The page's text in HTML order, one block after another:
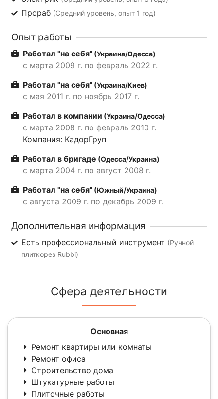
Прораб (Средний уровень, опыт 1 год)
Опыт работы
Работал "на себя" (Украина/Одесса)
с марта 2009 г. по февраль 2022 г.
Работал "на себя" (Украина/Киев)
с мая 2011 г. по ноябрь 2017 г.
Работал в компании (Украина/Одесса)
с марта 2008 г. по февраль 2010 г.
Компания: КадорГруп
Работал в бригаде (Одесса/Украина)
с марта 2004 г. по август 2008 г.
Работал "на себя" (Южный/Украина)
с августа 2009 г. по декабрь 2009 г.
Дополнительная информация
Есть профессиональный инструмент (Ручной
плиткорез Rubbi)
Сфера деятельности
Основная
Ремонт квартиры или комнаты
Ремонт офиса
Строительство дома
Штукатурные работы
Плиточные работы